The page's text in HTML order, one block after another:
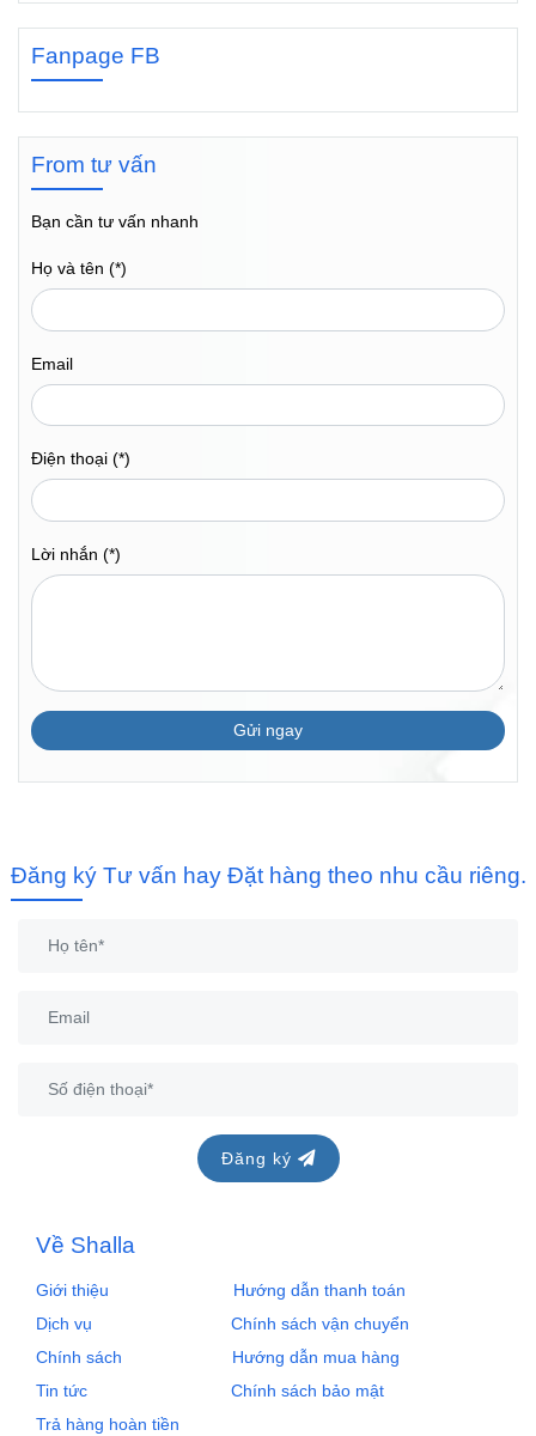
Về Shalla
Giới thiệu
Hướng dẫn thanh toán
Dịch vụ
Chính sách vận chuyển
Chính sách
Hướng dẫn mua hàng
Tin tức
Chính sách bảo mật
Trả hàng hoàn tiền
Fanpage FB
From tư vấn
Bạn cần tư vấn nhanh
Họ và tên (*)
Email
Điện thoại (*)
Lời nhắn (*)
Gửi ngay
Đăng ký Tư vấn hay Đặt hàng theo nhu cầu riêng.
Đăng ký